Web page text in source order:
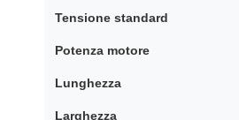
Tensione standard
Potenza motore
Lunghezza
Larghezza